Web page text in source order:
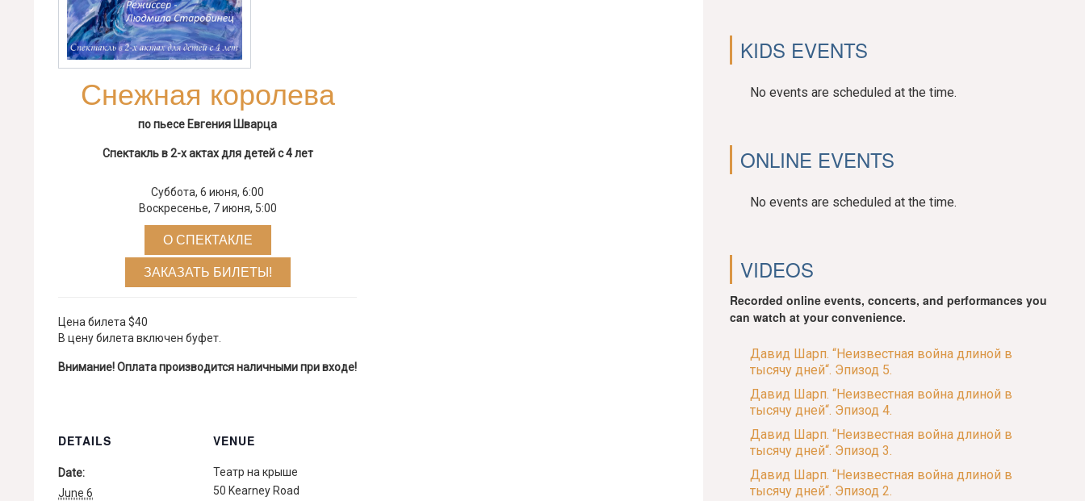
Снежная королева
по пьесе Евгения Шварца
Спектакль в 2-х актах для детей с 4 лет
Суббота, 6 июня, 6:00
Воскресенье, 7 июня, 5:00
О СПЕКТАКЛЕ
ЗАКАЗАТЬ БИЛЕТЫ!
Цена билета $40
В цену билета включен буфет.
Внимание! Оплата производится наличными при входе!
DETAILS
Date:
June 6
VENUE
Театр на крыше
50 Kearney Road
KIDS EVENTS
No events are scheduled at the time.
ONLINE EVENTS
No events are scheduled at the time.
VIDEOS
Recorded online events, concerts, and performances you
can watch at your convenience.
Давид Шарп. “Неизвестная война длиной в
тысячу дней“. Эпизод 5.
Давид Шарп. “Неизвестная война длиной в
тысячу дней“. Эпизод 4.
Давид Шарп. “Неизвестная война длиной в
тысячу дней“. Эпизод 3.
Давид Шарп. “Неизвестная война длиной в
тысячу дней“. Эпизод 2.